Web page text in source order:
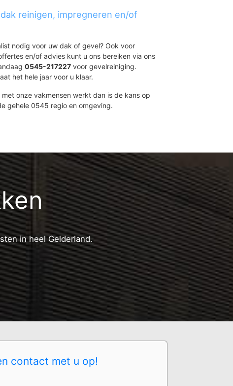
reinigen, impregneren en/of
nodig voor uw dak of gevel? Ook voor
en/of advies kunt u ons bereiken via ons
0545-217227 voor gevelreiniging.
het hele jaar voor u klaar.
onze vakmensen werkt dan is de kans op
gehele 0545 regio en omgeving.
in heel Gelderland.
contact met u op!